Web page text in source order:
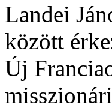
Landei
között
Új